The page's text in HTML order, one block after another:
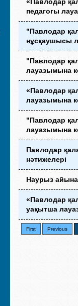
педагогы
"Павлодар
нұсқаушысы
"Павлодар
лауазымына
«Павлодар
лауазымына
"Павлодар
лауазымына
Павлодар
нәтижелері
Наурыз айына
«Павлодар
уақытша
First Previous